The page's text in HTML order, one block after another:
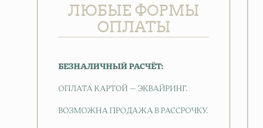
ЛЮБЫЕ ФОРМЫ
ОПЛАТЫ
БЕЗНАЛИЧНЫЙ РАСЧЁТ:
ОПЛАТА КАРТОЙ — ЭКВАЙРИНГ.
ВОЗМОЖНА ПРОДАЖА В РАССРОЧКУ.